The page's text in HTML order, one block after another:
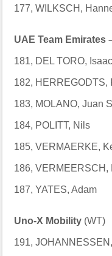
177, WILKSCH,
UAE Team Emirates
181, DEL TORO, Isaac
182, HERREGODTS,
183, MOLANO, Juan
184, POLITT, Nils
185, VERMAERKE,
186, VERMEERSCH,
187, YATES, Adam
Uno-X Mobility (WT)
191,